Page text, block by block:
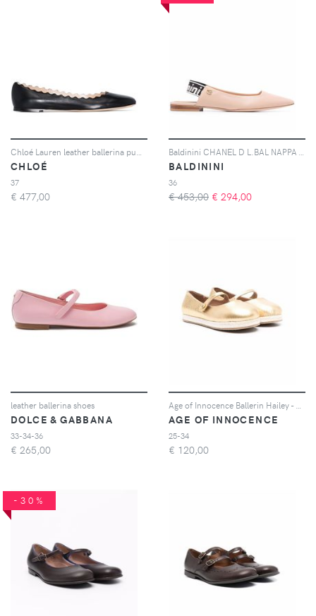
CHLOÉ
37
€ 477,00
BALDININI
36
€ 453,00 € 294,00
leather ballerina shoes
DOLCE & GABBANA
33-34-36
€ 265,00
AGE OF INNOCENCE
25-34
€ 120,00
-30%